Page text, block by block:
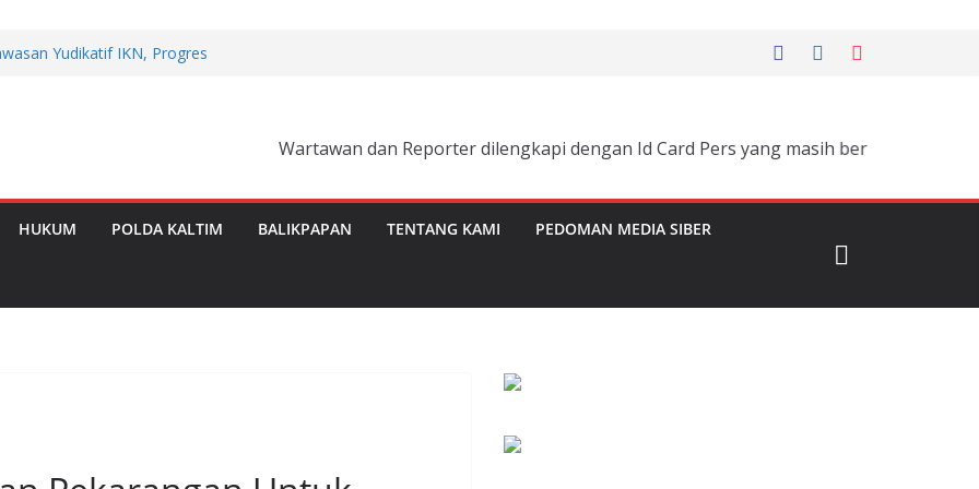
Yudikatif IKN, Progres
Langsung dari Pembangunan
Wartawan dan Reporter dilengkapi dengan Id Card Pers yang masih berlaku dan
HUKUM POLDA KALTIM BALIKPAPAN TENTANG KAMI PEDOMAN MEDIA SIBER